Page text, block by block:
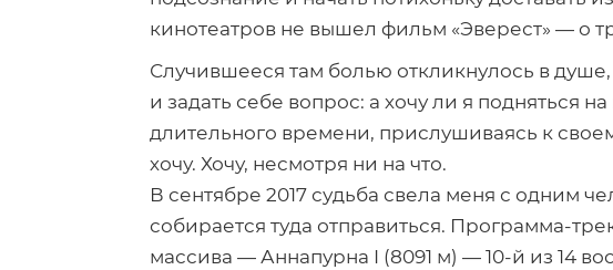
кинотеатров не вышел фильм «Эверест» — о
Случившееся там болью откликнулось в
и задать себе вопрос: а хочу ли я подняться
длительного времени, прислушиваясь к
хочу. Хочу, несмотря ни на что.
В сентябре 2017 судьба свела меня с одним
собирается туда отправиться. Программа-
массива — Аннапурна I (8091 м) — 10-й из 14